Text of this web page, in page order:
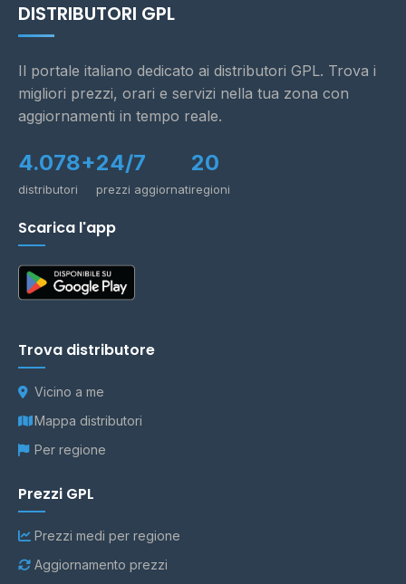
DISTRIBUTORI GPL
Il portale italiano dedicato ai distributori GPL. Trova i
migliori prezzi, orari e servizi nella tua zona con
aggiornamenti in tempo reale.
4.078+
distributori
24/7
prezzi aggiornati
20
regioni
Scarica l'app
Trova distributore
Vicino a me
Mappa distributori
Per regione
Prezzi GPL
Prezzi medi per regione
Aggiornamento prezzi